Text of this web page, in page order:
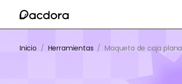
Inicio / Herramientas / Maqueta de caja plana